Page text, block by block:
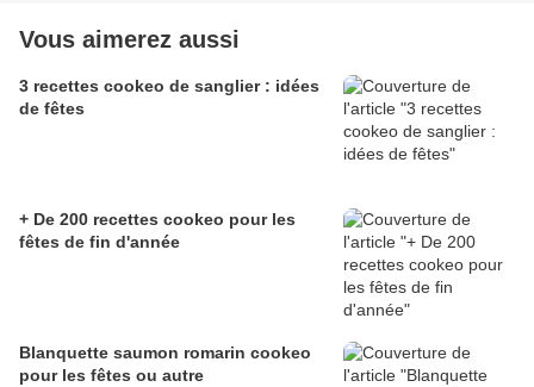
Vous aimerez aussi
3 recettes cookeo de sanglier : idées
de fêtes
+ De 200 recettes cookeo pour les
fêtes de fin d'année
Blanquette saumon romarin cookeo
pour les fêtes ou autre